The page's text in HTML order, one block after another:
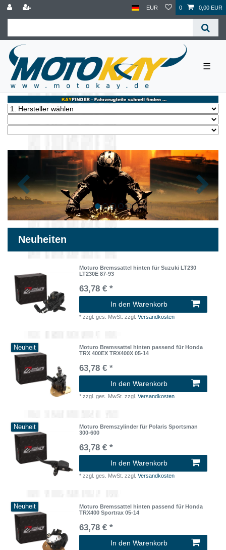
EUR 0 0,00 EUR
☰
Zurück
Neuheiten
Moturo Bremssattel hinten für Suzuki LT230
LT230E 87-93
63,78 € *
In den Warenkorb
*zzgl. ges. MwSt. zzgl.Versandkosten
Neuheit
Moturo Bremssattel hinten passend für Honda
TRX 400EX TRX400X 05-14
63,78 € *
In den Warenkorb
*zzgl. ges. MwSt. zzgl.Versandkosten
Neuheit
Moturo Bremszylinder für Polaris Sportsman
300-600
63,78 € *
In den Warenkorb
*zzgl. ges. MwSt. zzgl.Versandkosten
Neuheit
Moturo Bremssattel hinten passend für Honda
TRX400 Sportrax 05-14
63,78 € *
In den Warenkorb